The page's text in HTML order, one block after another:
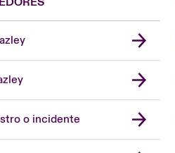
o incidente